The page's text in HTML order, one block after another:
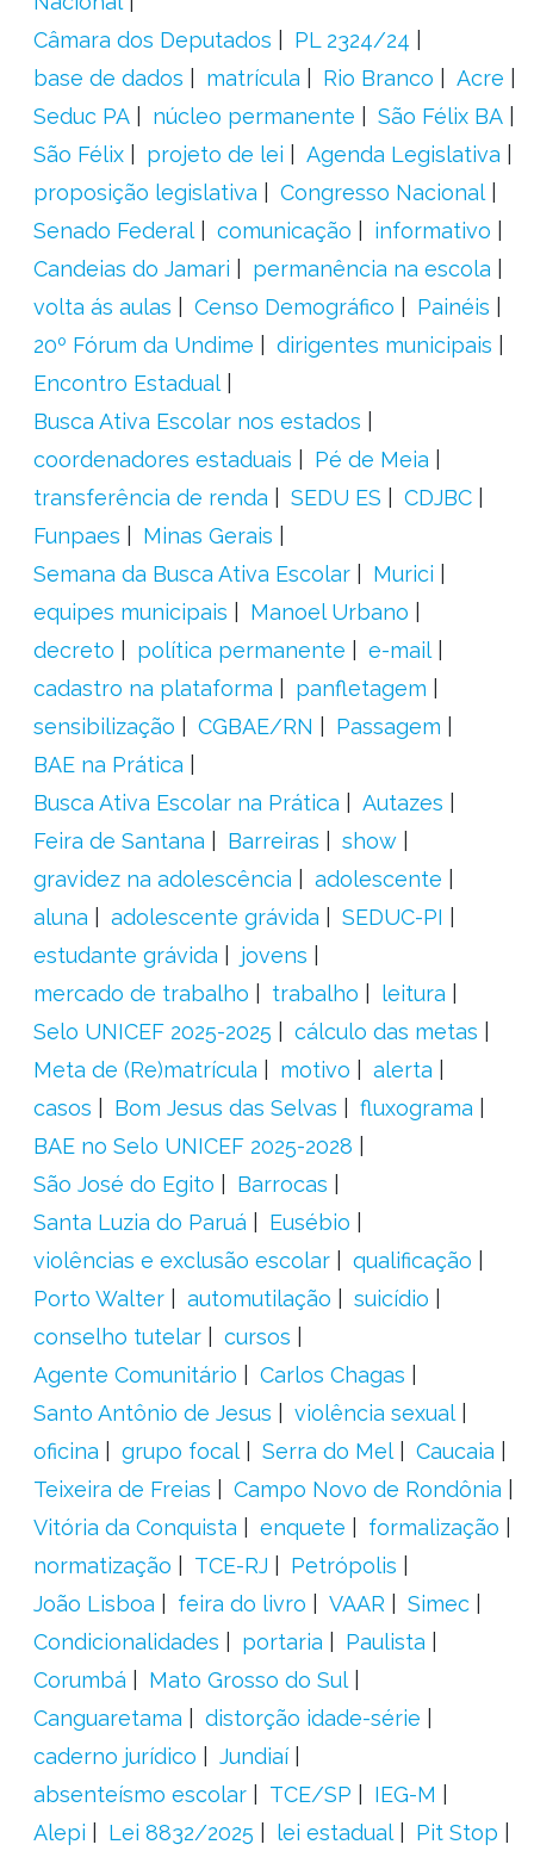
Câmara dos Deputados
PL 2324/24
base de dados
matrícula Rio Branco
Acre
Seduc PA
núcleo permanente
São Félix BA
São Félix
projeto de lei
Agenda Legislativa
proposição legislativa
Congresso Nacional
Senado Federal
comunicação
informativo
Candeias do Jamari
permanência na escola
volta ás aulas
Censo Demográfico
Painéis
20º Fórum da Undime
dirigentes municipais
Encontro Estadual
Busca Ativa Escolar nos estados
coordenadores estaduais
Pé de Meia
transferência de renda
SEDU ES
CDJBC
Funpaes
Minas Gerais
Semana da Busca Ativa Escolar
Murici
equipes municipais
Manoel Urbano
decreto
política permanente
e-mail
cadastro na plataforma
panfletagem
sensibilização
CGBAE/RN
Passagem
BAE na Prática
Busca Ativa Escolar na Prática
Autazes
Feira de Santana
Barreiras
show
gravidez na adolescência
adolescente
aluna
adolescente grávida
SEDUC-PI
estudante grávida
jovens
mercado de trabalho
trabalho
leitura
Selo UNICEF 2025-2025
cálculo das metas
Meta de (Re)matrícula
motivo
alerta
casos
Bom Jesus das Selvas
fluxograma
BAE no Selo UNICEF 2025-2028
São José do Egito
Barrocas
Santa Luzia do Paruá
Eusébio
violências e exclusão escolar
qualificação
Porto Walter
automutilação
suicídio
conselho tutelar
cursos
Agente Comunitário
Carlos Chagas
Santo Antônio de Jesus
violência sexual
oficina
grupo focal Serra do Mel
Caucaia
Teixeira de Freias
Campo Novo de Rondônia
Vitória da Conquista
enquete
formalização
normatização
TCE-RJ
Petrópolis
João Lisboa
feira do livro VAAR
Simec
Condicionalidades
portaria
Paulista
Corumbá
Mato Grosso do Sul
Canguaretama
distorção idade-série
caderno jurídico
Jundiaí
absenteísmo escolar
TCE/SP
IEG-M
Alepi
Lei 8832/2025 lei estadual
Pit Stop